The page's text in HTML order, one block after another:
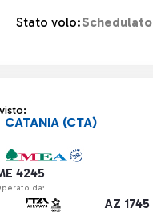
Stato volo:Schedulato
4245
da:
AZ 1745
CATANIA (CTA)